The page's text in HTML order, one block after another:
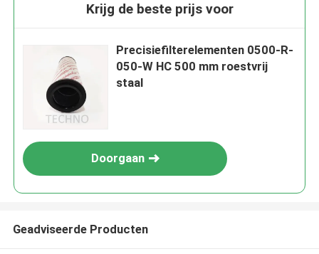
Krijg de beste prijs voor
Precisiefilterelementen 0500-R-
050-W HC 500 mm roestvrij
staal
Doorgaan
Geadviseerde Producten